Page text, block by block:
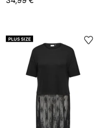
Freizeitkleid
Maxi
TAHLIA
PLUS SIZE